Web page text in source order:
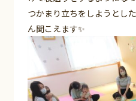
つかまり立ちをしようとし
ん聞こえます✨